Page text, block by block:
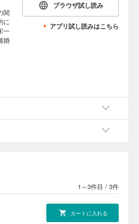
関
に
一
婚
ブラウザ試し読み
アプリ試し読みはこちら
1～3件目 / 3件
カートに入れる